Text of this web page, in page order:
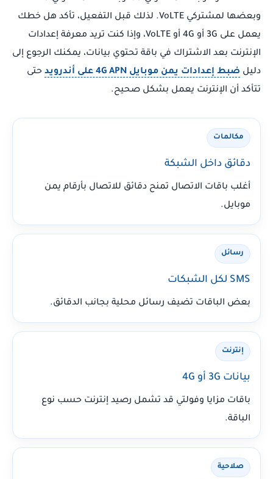
وبعضها لمشتركي VoLTE. لذلك قبل التفعيل، تأكد هل خطك
يعمل على 3G أو 4G أو VoLTE، وإذا كنت تريد معرفة إعدادات
الإنترنت بعد الاشتراك في باقة تحتوي بيانات، يمكنك الرجوع إلى
دليل ضبط إعدادات يمن موبايل 4G APN على أندرويد
حتى
تتأكد أن الإنترنت يعمل بشكل صحيح.
مكالمات
دقائق داخل الشبكة
أغلب باقات الاتصال تمنح دقائق للاتصال بأرقام يمن
موبايل.
رسائل
SMS لكل الشبكات
بعض الباقات تضيف رسائل محلية بجانب الدقائق.
إنترنت
بيانات 3G أو 4G
باقات مزايا وفولتي قد تشمل رصيد إنترنت حسب نوع
الباقة.
صلاحية